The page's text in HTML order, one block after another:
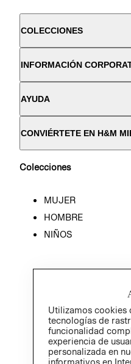
COLECCIONES
INFORMACIÓN
AYUDA
CONVIÉRTETE EN H&M
Colecciones
MUJER
HOMBRE
NIÑOS
Utilizamos cookies
tecnologías de
funcionalidad
experiencia de
personalizada en
informativos en